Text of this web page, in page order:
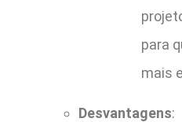
para
mais
Desvantagens: